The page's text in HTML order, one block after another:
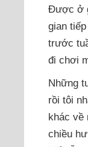
Được ở
gian
trước
đi chơi
Những
rồi tôi
khác về
chiều